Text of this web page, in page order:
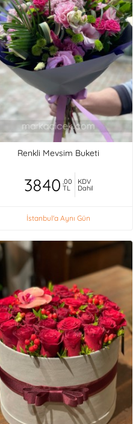
Renkli Mevsim Buketi
3840 ,00
TL
KDV
Dahil
İstanbul'a Aynı Gün